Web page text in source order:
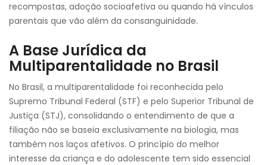
recompostas, adoção socioafetiva ou quando há vínculos
parentais que vão além da consanguinidade.
A Base Jurídica da
Multiparentalidade no Brasil
No Brasil, a multiparentalidade foi reconhecida pelo
Supremo Tribunal Federal (STF) e pelo Superior Tribunal de
Justiça (STJ), consolidando o entendimento de que a
filiação não se baseia exclusivamente na biologia, mas
também nos laços afetivos. O princípio do melhor
interesse da criança e do adolescente tem sido essencial